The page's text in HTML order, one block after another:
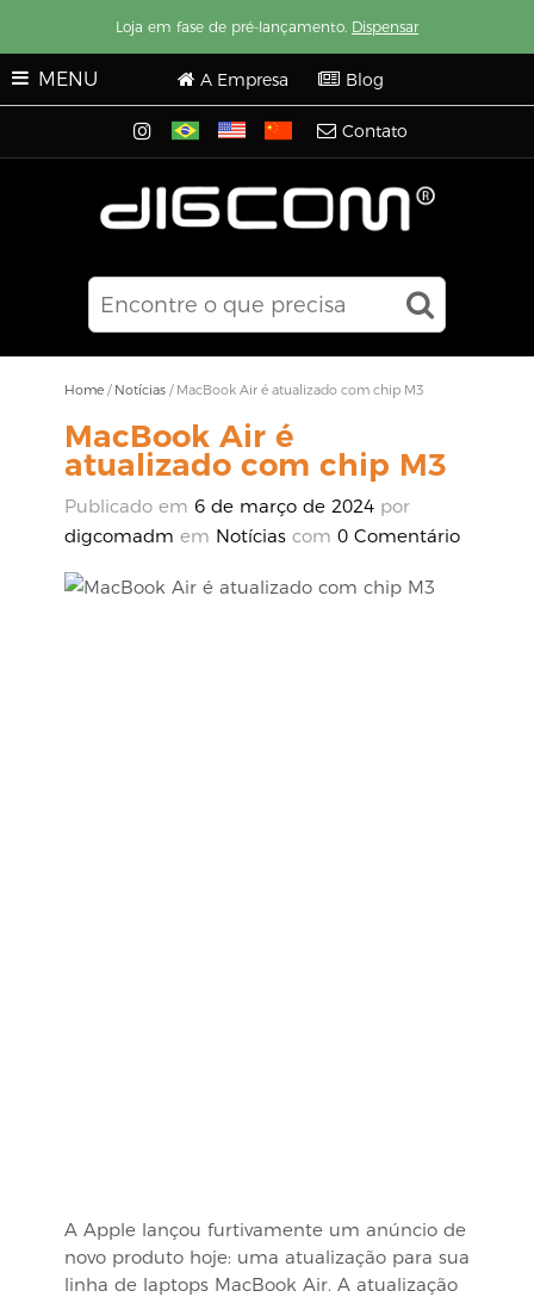
Loja em fase de pré-lançamento. Dispensar
MENU A Empresa Blog
Contato
Home / Notícias / MacBook Air é atualizado com chip M3
MacBook Air é
atualizado com chip M3
Publicado em 6 de março de 2024 por
digcomadm em Notícias com 0 Comentário
A Apple lançou furtivamente um anúncio de
novo produto hoje: uma atualização para sua
linha de laptops MacBook Air. A atualização